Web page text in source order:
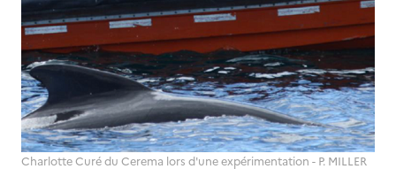
Charlotte Curé du Cerema lors d'une expérimentation - P. MILLER